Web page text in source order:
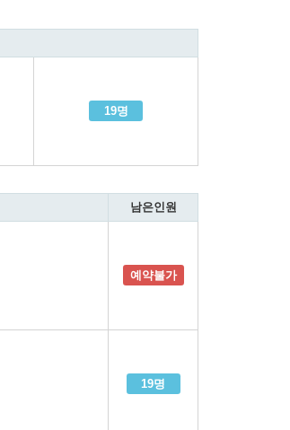
19명
남은인원
예약불가
19명